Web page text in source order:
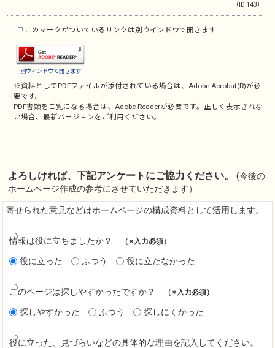
（ID:143）
このマークがついているリンクは別ウインドウで開きます
別ウィンドウで開きます
※資料としてPDFファイルが添付されている場合は、 Adobe Acrobat(R)が必
要です。
PDF書類をご覧になる場合は、 Adobe Readerが必要です。正しく表示されな
い場合、最新バージョンをご利用ください。